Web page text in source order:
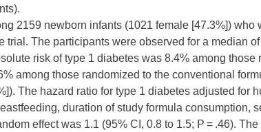
2159 newborn infants (1021 female [47.3%]) who
trial. The participants were observed for a median
risk of type 1 diabetes was 8.4% among
among those randomized to the conventional
The hazard ratio for type 1 diabetes adjusted for
duration of study formula consumption,
effect was 1.1 (95% CI, 0.8 to 1.5; P = .46).